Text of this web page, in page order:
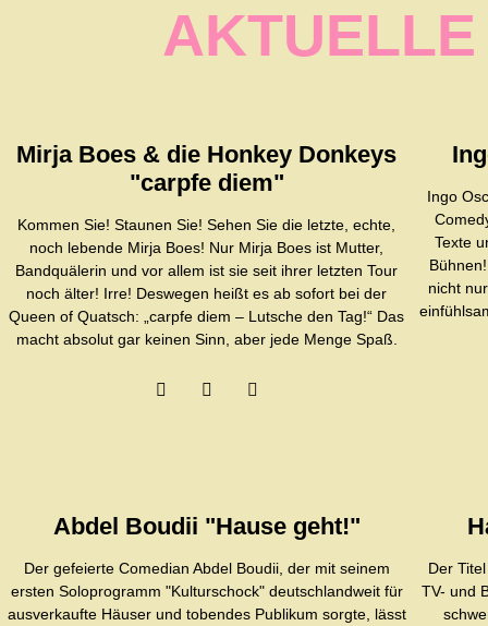
Mirja Boes & die Honkey Donkeys
"carpfe diem"
Kommen Sie! Staunen Sie! Sehen Sie die letzte, echte,
noch lebende Mirja Boes! Nur Mirja Boes ist Mutter,
Bandquälerin und vor allem ist sie seit ihrer letzten Tour
noch älter! Irre! Deswegen heißt es ab sofort bei der
Queen of Quatsch: „carpfe diem – Lutsche den Tag!“ Das
macht absolut gar keinen Sinn, aber jede Menge Spaß.
Ingo
Texte
nicht
Abdel Boudii "Hause geht!"
Der gefeierte Comedian Abdel Boudii, der mit seinem
ersten Soloprogramm "Kulturschock" deutschlandweit für
ausverkaufte Häuser und tobendes Publikum sorgte, lässt
Der
TV- und